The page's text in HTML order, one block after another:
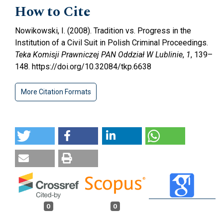
How to Cite
Nowikowski, I. (2008). Tradition vs. Progress in the
Institution of a Civil Suit in Polish Criminal Proceedings.
Teka Komisji Prawniczej PAN Oddział W Lublinie, 1, 139–
148. https://doi.org/10.32084/tkp.6638
More Citation Formats
0 0